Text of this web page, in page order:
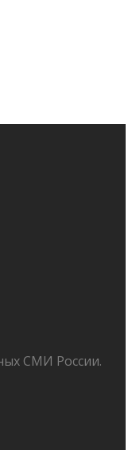
СМИ России.